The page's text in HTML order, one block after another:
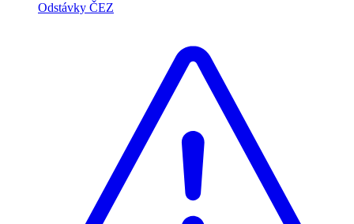
Odstávky ČEZ